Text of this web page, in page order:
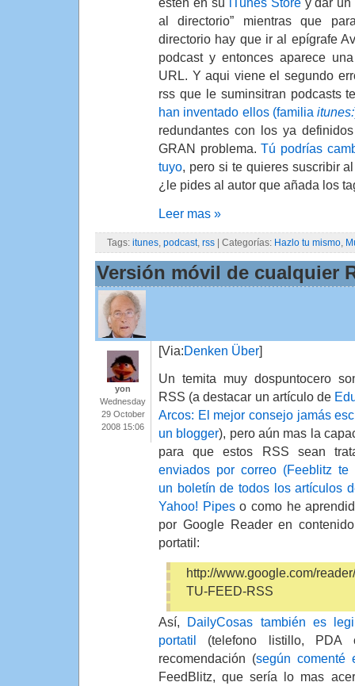
al directorio” mientras que
directorio hay que ir al epígrafe
podcast y entonces aparece
URL. Y aqui viene el segundo
rss que le suminsitran podcasts
han inventado ellos (familia itunes:
redundantes con los ya
GRAN problema.Tú podrías
tuyo, pero si te quieres suscribir
¿le pides al autor que añada los
Leer mas »
Tags: itunes, podcast, rss | Categorías: Hazlo tu mismo,
Versión móvil de cualquier
yon
Wednesday
29 October
2008 15:06
[Via:Denken Über]
Un temita muy dospuntocero
RSS (a destacar un artículo de
Arcos: El mejor consejo jamás
un blogger), pero aún mas la
para que estos RSS sean
enviados por correo (Feeblitz te
un boletín de todos los artículos
Yahoo! Pipeso como he
por Google Reader en
portatil:
http://www.google.com/
TU-FEED-RSS
Así, DailyCosas también es
portatil (telefono listillo, PDA
recomendación (según comenté
FeedBlitz, que sería lo mas